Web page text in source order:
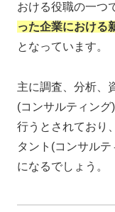
おける役職の一つ
った企業における
となっています。
主に調査、分析、
(コンサルティン
行うとされており
タント(コンサル
になるでしょう。